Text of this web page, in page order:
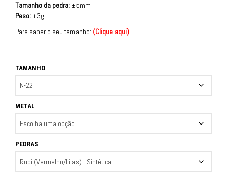
Tamanho da pedra: ±5mm
Peso: ±3g
Para saber o seu tamanho: (Clique aqui)
TAMANHO
METAL
PEDRAS